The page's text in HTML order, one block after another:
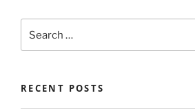
for:
RECENT POSTS